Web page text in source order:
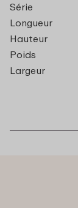
Série
Longueur
Hauteur
Poids
Largeur